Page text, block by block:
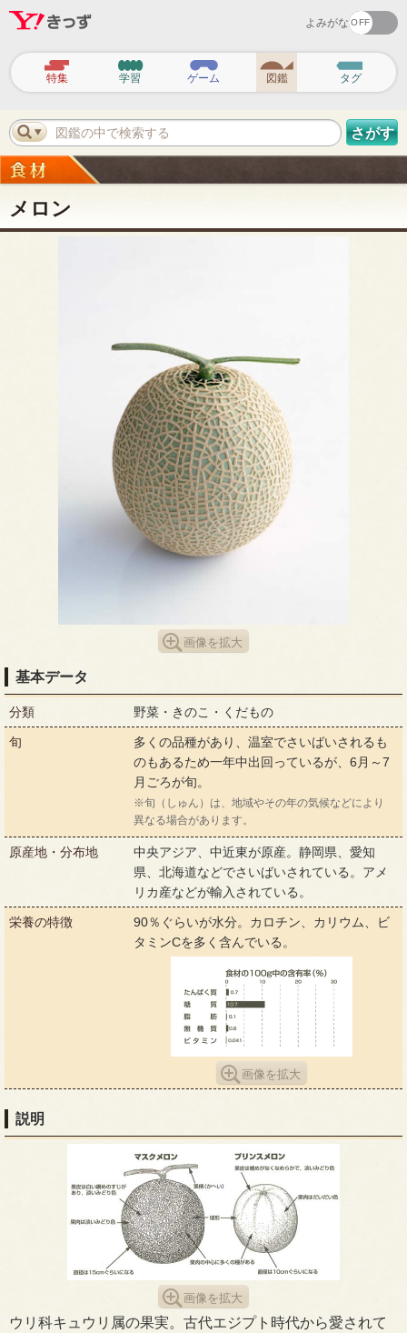
よみがな
ビ
ゲ
ー
シ
ョ
特集 学習 ゲーム 図鑑 タグ
図鑑の中で検索する さがす
メロン
画像を拡大
基本データ
分類 野菜・きのこ・くだもの
旬
多くの品種があり、温室でさいばいされるも
のもあるため一年中出回っているが、6月～7
月ごろが旬。
※旬（しゅん）は、地域やその年の気候などにより
異なる場合があります。
原産地・分布地
中央アジア、中近東が原産。静岡県、愛知
県、北海道などでさいばいされている。アメ
リカ産などが輸入されている。
栄養の特徴
90％ぐらいが水分。カロチン、カリウム、ビ
タミンCを多く含んでいる。
画像を拡大
説明
画像を拡大
ウリ科キュウリ属の果実。古代エジプト時代から愛されて